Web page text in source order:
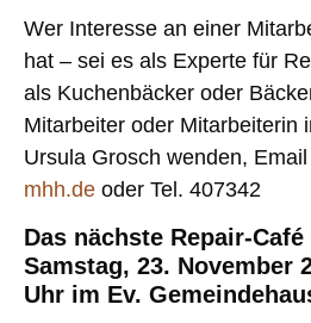
Wer Interesse an einer
hat – sei es als Experte für
als Kuchenbäcker oder
Mitarbeiter oder Mitarbeiterin
Ursula Grosch wenden, Email
mhh.de oder Tel. 407342
Das nächste Repair-
Samstag, 23. November
Uhr im Ev.